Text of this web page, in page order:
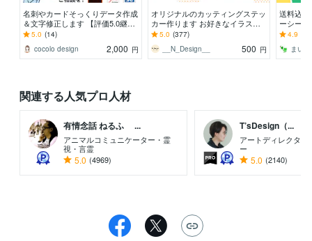
名刺やカードそっくりデータ作成
＆文字修正します 【評価5.0継続
中】丁寧な対応／柔軟に対応可◎
5.0 (14)
cocolo design
2,000 円
オリジナルのカッティングステッ
カー作ります お好きなイラスト
画像をステッカーにします
5.0 (377)
__N_Design__
500 円
送料込
ーシー
の用紙
4.9
まい
関連する人気プロ人材
有情念話 ねるふ ...
アニマルコミュニケーター・霊
視・言霊
5.0 (4969)
T’sDesign（...
アートディレクター
ー
5.0 (2140)